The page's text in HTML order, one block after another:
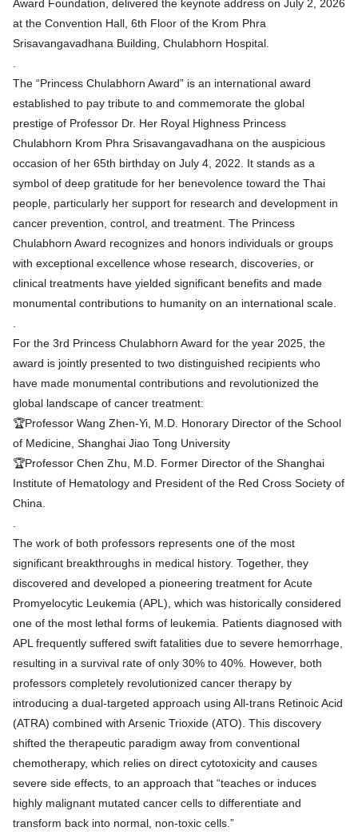
Award Foundation, delivered the keynote address on July 2, 2026
at the Convention Hall, 6th Floor of the Krom Phra
Srisavangavadhana Building, Chulabhorn Hospital.
The “Princess Chulabhorn Award” is an international award
established to pay tribute to and commemorate the global
prestige of Professor Dr. Her Royal Highness Princess
Chulabhorn Krom Phra Srisavangavadhana on the auspicious
occasion of her 65th birthday on July 4, 2022. It stands as a
symbol of deep gratitude for her benevolence toward the Thai
people, particularly her support for research and development in
cancer prevention, control, and treatment. The Princess
Chulabhorn Award recognizes and honors individuals or groups
with exceptional excellence whose research, discoveries, or
clinical treatments have yielded significant benefits and made
monumental contributions to humanity on an international scale.
For the 3rd Princess Chulabhorn Award for the year 2025, the
award is jointly presented to two distinguished recipients who
have made monumental contributions and revolutionized the
global landscape of cancer treatment:
🏆Professor Wang Zhen-Yi, M.D. Honorary Director of the School
of Medicine, Shanghai Jiao Tong University
🏆Professor Chen Zhu, M.D. Former Director of the Shanghai
Institute of Hematology and President of the Red Cross Society of
China.
The work of both professors represents one of the most
significant breakthroughs in medical history. Together, they
discovered and developed a pioneering treatment for Acute
Promyelocytic Leukemia (APL), which was historically considered
one of the most lethal forms of leukemia. Patients diagnosed with
APL frequently suffered swift fatalities due to severe hemorrhage,
resulting in a survival rate of only 30% to 40%. However, both
professors completely revolutionized cancer therapy by
introducing a dual-targeted approach using All-trans Retinoic Acid
(ATRA) combined with Arsenic Trioxide (ATO). This discovery
shifted the therapeutic paradigm away from conventional
chemotherapy, which relies on direct cytotoxicity and causes
severe side effects, to an approach that “teaches or induces
highly malignant mutated cancer cells to differentiate and
transform back into normal, non-toxic cells.”